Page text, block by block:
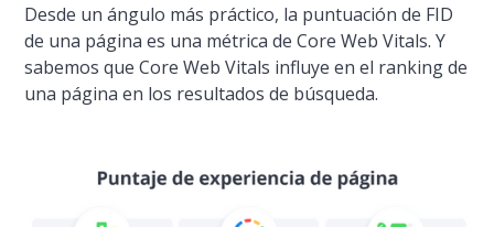
Desde un ángulo más práctico, la puntuación de FID
de una página es una métrica de Core Web Vitals. Y
sabemos que Core Web Vitals influye en el ranking de
una página en los resultados de búsqueda.